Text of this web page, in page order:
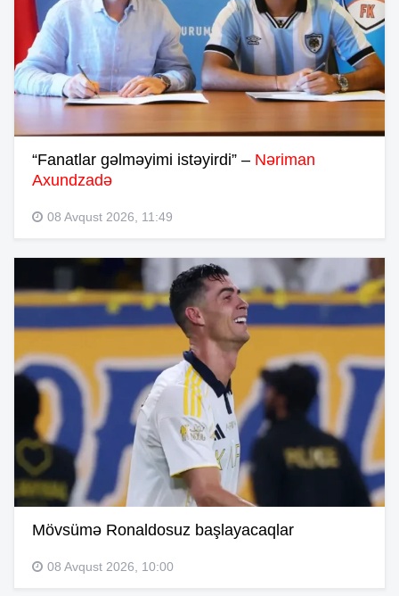
“Fanatlar gəlməyimi istəyirdi” – Nəriman
Axundzadə
08 Avqust 2026, 11:49
Mövsümə Ronaldosuz başlayacaqlar
08 Avqust 2026, 10:00